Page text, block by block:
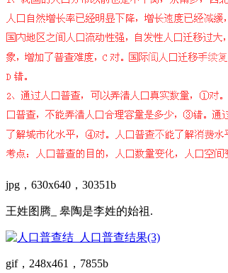
jpg，630x640，30351b
王姓图腾_ 皋陶是李姓的始祖.
gif，248x461，7855b